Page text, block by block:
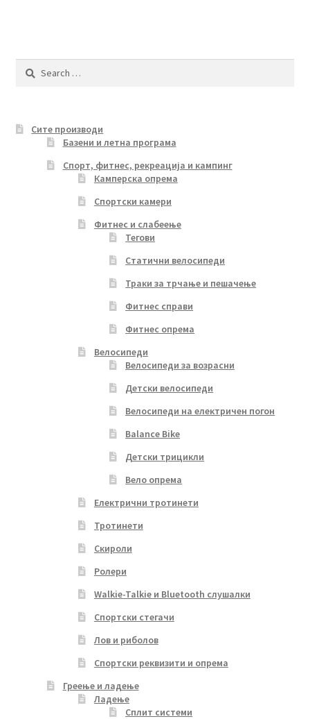
Search
Сите производи
Базени и летна програма
Спорт, фитнес, рекреација и кампинг
Камперска опрема
Спортски камери
Фитнес и слабеење
Тегови
Статични велосипеди
Траки за трчање и пешачење
Фитнес справи
Фитнес опрема
Велосипеди
Велосипеди за возрасни
Детски велосипеди
Велосипеди на електричен погон
Balance Bike
Детски трицикли
Вело опрема
Електрични тротинети
Тротинети
Скироли
Ролери
Walkie-Talkie и Bluetooth слушалки
Спортски стегачи
Лов и риболов
Спортски реквизити и опрема
Греење и ладење
Ладење
Сплит системи